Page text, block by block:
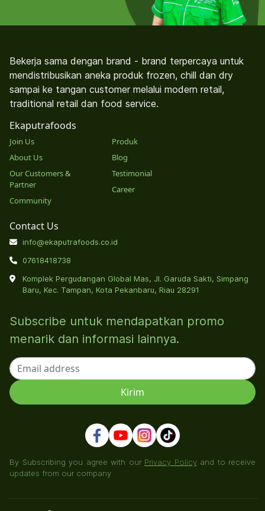
Bekerja sama dengan brand - brand terpercaya untuk
mendistribusikan aneka produk frozen, chill dan dry
sampai ke tangan customer melalui modern retail,
traditional retail dan food service.
Ekaputrafoods
Join Us
About Us
Our Customers &
Partner
Community
Produk
Blog
Testimonial
Career
Contact Us
info@ekaputrafoods.co.id
07618418738
Komplek Pergudangan Global Mas, Jl. Garuda Sakti, Simpang
Baru, Kec. Tampan, Kota Pekanbaru, Riau 28291
Subscribe untuk mendapatkan promo
menarik dan informasi lainnya.
By Subscribing you agree with our Privacy Policyand to receive
updates from our company